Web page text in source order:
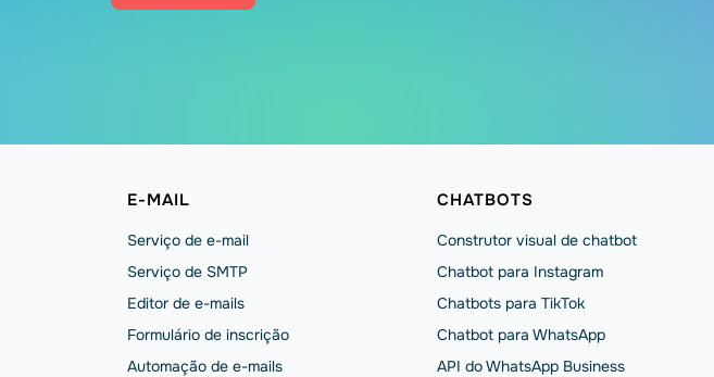
E-MAIL
Serviço de e-mail
Serviço de SMTP
Editor de e-mails
Formulário de inscrição
Automação de e-mails
CHATBOTS
Construtor visual de chatbot
Chatbot para Instagram
Chatbots para TikTok
Chatbot para WhatsApp
API do WhatsApp Business